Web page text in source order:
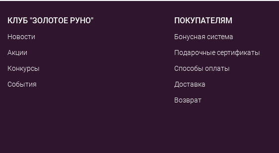
КЛУБ "ЗОЛОТОЕ РУНО"
Новости
Акции
Конкурсы
События
ПОКУПАТЕЛЯМ
Бонусная система
Подарочные сертификаты
Способы оплаты
Доставка
Возврат